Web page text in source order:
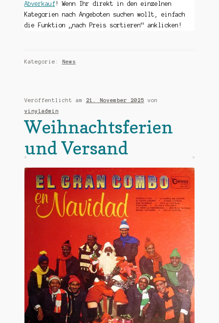
Abverkauf! Wenn Ihr direkt in den einzelnen
Kategorien nach Angeboten suchen wollt, einfach
die Funktion „nach Preis sortieren“ anklicken!
Kategorie: News
Veröffentlicht am 21. November 2025
von
vinyladmin
Weihnachtsferien
und Versand